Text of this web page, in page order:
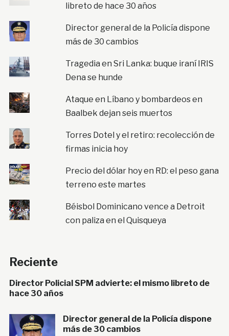
libreto de hace 30 años
Director general de la Policía dispone
más de 30 cambios
Tragedia en Sri Lanka: buque iraní IRIS
Dena se hunde
Ataque en Líbano y bombardeos en
Baalbek dejan seis muertos
Torres Dotel y el retiro: recolección de
firmas inicia hoy
Precio del dólar hoy en RD: el peso gana
terreno este martes
Béisbol Dominicano vence a Detroit
con paliza en el Quisqueya
Reciente
Director Policial SPM advierte: el mismo libreto de
hace 30 años
Director general de la Policía dispone
más de 30 cambios